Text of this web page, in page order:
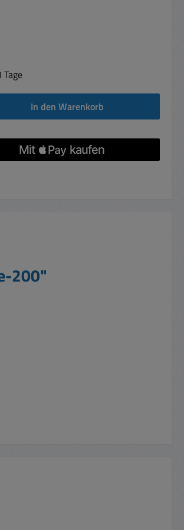
ein oder benutze die Schaltflächen um die
In den Warenkorb
200"